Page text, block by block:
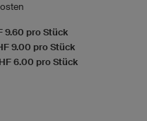
9.60 pro Stück
9.00 pro Stück
6.00 pro Stück